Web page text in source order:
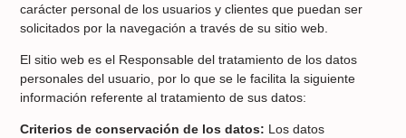
carácter personal de los usuarios y clientes que puedan ser
solicitados por la navegación a través de su sitio web.
El sitio web es el Responsable del tratamiento de los datos
personales del usuario, por lo que se le facilita la siguiente
información referente al tratamiento de sus datos:
Criterios de conservación de los datos: Los datos